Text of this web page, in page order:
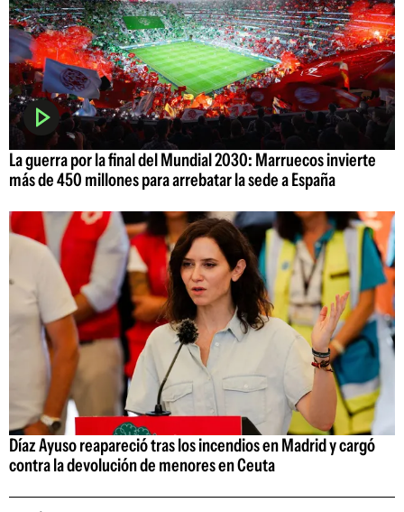
La guerra por la final del Mundial 2030: Marruecos invierte
más de 450 millones para arrebatar la sede a España
Díaz Ayuso reapareció tras los incendios en Madrid y cargó
contra la devolución de menores en Ceuta